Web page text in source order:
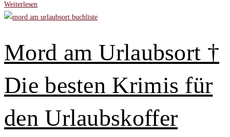
Weiterlesen
Erkenntnisse
Sizilien,
die
nicht
für
hätte
Mord am Urlaubsort †
Die besten Krimis für
den Urlaubskoffer